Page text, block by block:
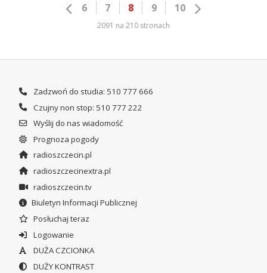
6 7 8 9 10
2091 na 210 stronach
Zadzwoń do studia: 510 777 666
Czujny non stop: 510 777 222
Wyślij do nas wiadomość
Prognoza pogody
radioszczecin.pl
radioszczecinextra.pl
radioszczecin.tv
Biuletyn Informacji Publicznej
Posłuchaj teraz
Logowanie
DUŻA CZCIONKA
DUŻY KONTRAST